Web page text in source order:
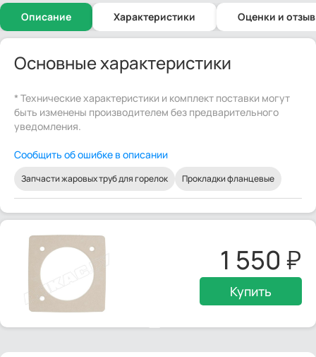
Описание Характеристики Оценки и
Основные характеристики
* Технические характеристики и комплект поставки могут
быть изменены производителем без предварительного
уведомления.
Сообщить об ошибке в описании
Запчасти жаровых труб для горелок Прокладки фланцевые
1 550
Купить